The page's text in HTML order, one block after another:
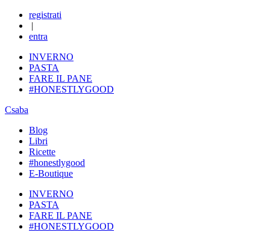
registrati
|
entra
INVERNO
PASTA
FARE IL PANE
#HONESTLYGOOD
Csaba
Blog
Libri
Ricette
#honestlygood
E-Boutique
INVERNO
PASTA
FARE IL PANE
#HONESTLYGOOD